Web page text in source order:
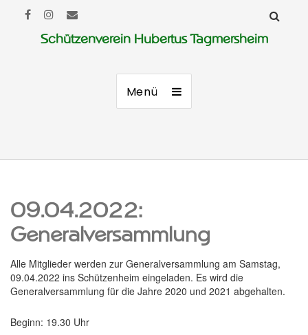
Schützenverein Hubertus Tagmersheim
Menü
09.04.2022:
Generalversammlung
Alle Mitglieder werden zur Generalversammlung am Samstag,
09.04.2022 ins Schützenheim eingeladen. Es wird die
Generalversammlung für die Jahre 2020 und 2021 abgehalten.
Beginn: 19.30 Uhr